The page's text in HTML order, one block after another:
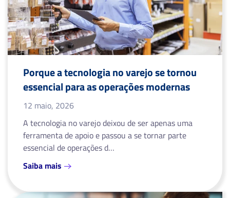
Porque a tecnologia no varejo se tornou
essencial para as operações modernas
12 maio, 2026
A tecnologia no varejo deixou de ser apenas uma
ferramenta de apoio e passou a se tornar parte
essencial de operações d…
Saiba mais